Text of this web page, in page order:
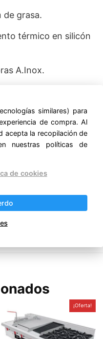
de grasa.
térmico en silicón
A.Inox.
de gas GLP
• CSA 1.8-2016.
–
¡Oferta!
similares) para
de compra. Al
acepta la recopilación de
nuestras políticas de
de cookies